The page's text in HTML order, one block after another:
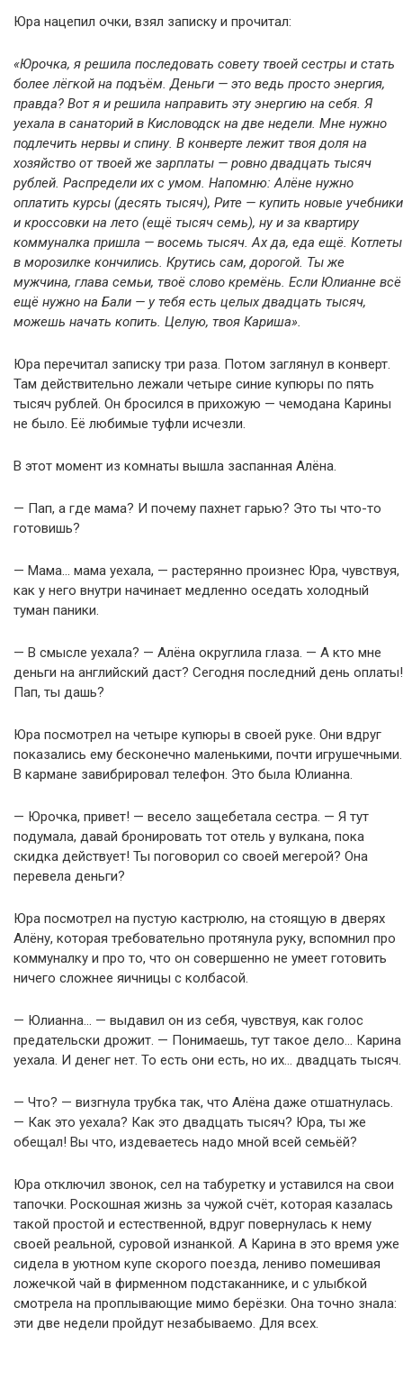
Юра нацепил очки, взял записку и прочитал:
«Юрочка, я решила последовать совету твоей сестры и стать
более лёгкой на подъём. Деньги — это ведь просто энергия,
правда? Вот я и решила направить эту энергию на себя. Я
уехала в санаторий в Кисловодск на две недели. Мне нужно
подлечить нервы и спину. В конверте лежит твоя доля на
хозяйство от твоей же зарплаты — ровно двадцать тысяч
рублей. Распредели их с умом. Напомню: Алёне нужно
оплатить курсы (десять тысяч), Рите — купить новые учебники
и кроссовки на лето (ещё тысяч семь), ну и за квартиру
коммуналка пришла — восемь тысяч. Ах да, еда ещё. Котлеты
в морозилке кончились. Крутись сам, дорогой. Ты же
мужчина, глава семьи, твоё слово кремёнь. Если Юлианне всё
ещё нужно на Бали — у тебя есть целых двадцать тысяч,
можешь начать копить. Целую, твоя Кариша».
Юра перечитал записку три раза. Потом заглянул в конверт.
Там действительно лежали четыре синие купюры по пять
тысяч рублей. Он бросился в прихожую — чемодана Карины
не было. Её любимые туфли исчезли.
В этот момент из комнаты вышла заспанная Алёна.
— Пап, а где мама? И почему пахнет гарью? Это ты что-то
готовишь?
— Мама… мама уехала, — растерянно произнес Юра, чувствуя,
как у него внутри начинает медленно оседать холодный
туман паники.
— В смысле уехала? — Алёна округлила глаза. — А кто мне
деньги на английский даст? Сегодня последний день оплаты!
Пап, ты дашь?
Юра посмотрел на четыре купюры в своей руке. Они вдруг
показались ему бесконечно маленькими, почти игрушечными.
В кармане завибрировал телефон. Это была Юлианна.
— Юрочка, привет! — весело защебетала сестра. — Я тут
подумала, давай бронировать тот отель у вулкана, пока
скидка действует! Ты поговорил со своей мегерой? Она
перевела деньги?
Юра посмотрел на пустую кастрюлю, на стоящую в дверях
Алёну, которая требовательно протянула руку, вспомнил про
коммуналку и про то, что он совершенно не умеет готовить
ничего сложнее яичницы с колбасой.
— Юлианна… — выдавил он из себя, чувствуя, как голос
предательски дрожит. — Понимаешь, тут такое дело… Карина
уехала. И денег нет. То есть они есть, но их… двадцать тысяч.
— Что? — визгнула трубка так, что Алёна даже отшатнулась.
— Как это уехала? Как это двадцать тысяч? Юра, ты же
обещал! Вы что, издеваетесь надо мной всей семьёй?
Юра отключил звонок, сел на табуретку и уставился на свои
тапочки. Роскошная жизнь за чужой счёт, которая казалась
такой простой и естественной, вдруг повернулась к нему
своей реальной, суровой изнанкой. А Карина в это время уже
сидела в уютном купе скорого поезда, лениво помешивая
ложечкой чай в фирменном подстаканнике, и с улыбкой
смотрела на проплывающие мимо берёзки. Она точно знала:
эти две недели пройдут незабываемо. Для всех.